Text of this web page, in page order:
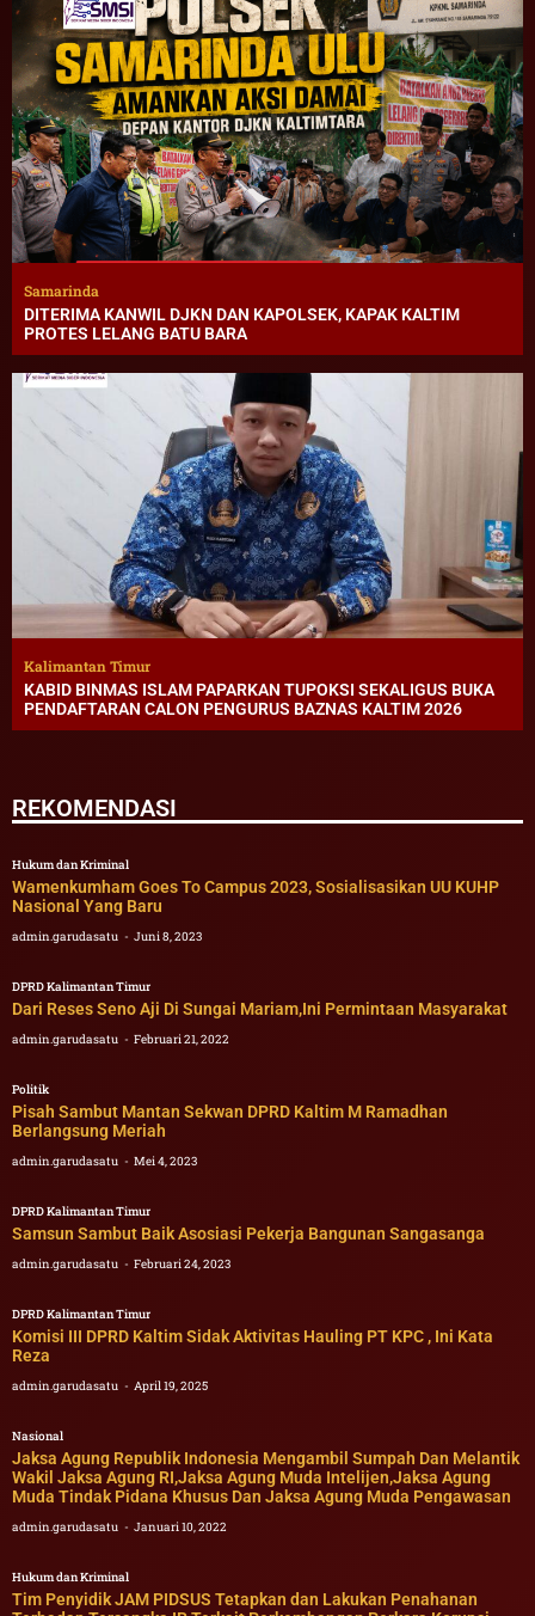
Samarinda
DITERIMA KANWIL DJKN DAN KAPOLSEK, KAPAK KALTIM
PROTES LELANG BATU BARA
Kalimantan Timur
KABID BINMAS ISLAM PAPARKAN TUPOKSI SEKALIGUS BUKA
PENDAFTARAN CALON PENGURUS BAZNAS KALTIM 2026
REKOMENDASI
Hukum dan Kriminal
Wamenkumham Goes To Campus 2023, Sosialisasikan UU KUHP
Nasional Yang Baru
admin.garudasatu Juni 8, 2023
DPRD Kalimantan Timur
Dari Reses Seno Aji Di Sungai Mariam,Ini Permintaan Masyarakat
admin.garudasatu Februari 21, 2022
Politik
Pisah Sambut Mantan Sekwan DPRD Kaltim M Ramadhan
Berlangsung Meriah
admin.garudasatu Mei 4, 2023
DPRD Kalimantan Timur
Samsun Sambut Baik Asosiasi Pekerja Bangunan Sangasanga
admin.garudasatu Februari 24, 2023
DPRD Kalimantan Timur
Komisi III DPRD Kaltim Sidak Aktivitas Hauling PT KPC , Ini Kata
Reza
admin.garudasatu April 19, 2025
Nasional
Jaksa Agung Republik Indonesia Mengambil Sumpah Dan Melantik
Wakil Jaksa Agung RI,Jaksa Agung Muda Intelijen,Jaksa Agung
Muda Tindak Pidana Khusus Dan Jaksa Agung Muda Pengawasan
admin.garudasatu Januari 10, 2022
Hukum dan Kriminal
Tim Penyidik JAM PIDSUS Tetapkan dan Lakukan Penahanan